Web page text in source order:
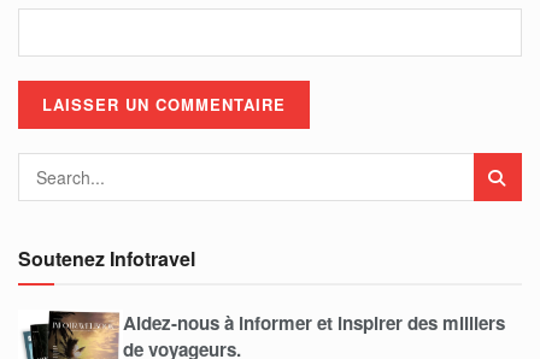
Soutenez Infotravel
Aidez-nous à informer et inspirer des milliers
de voyageurs.